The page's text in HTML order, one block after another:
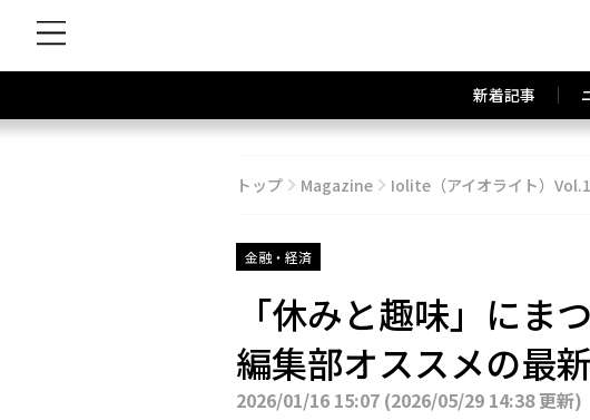
新着記事
トップ Magazine Iolite（アイオライト）
金融・経済
「休みと趣味」にま
編集部オススメの最
2026/01/16 15:07(2026/05/29 14:38 更新)